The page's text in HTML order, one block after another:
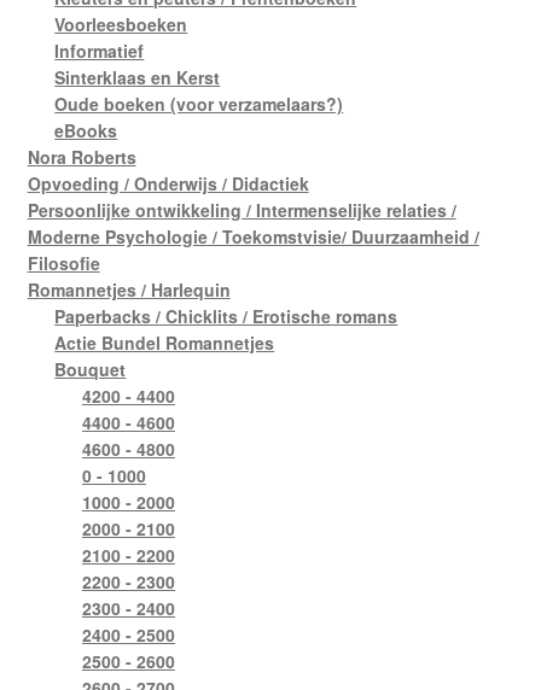
Voorleesboeken
Informatief
Sinterklaas en Kerst
Oude boeken (voor verzamelaars?)
eBooks
Nora Roberts
Opvoeding / Onderwijs / Didactiek
Persoonlijke ontwikkeling / Intermenselijke relaties /
Moderne Psychologie / Toekomstvisie/ Duurzaamheid /
Filosofie
Romannetjes / Harlequin
Paperbacks / Chicklits / Erotische romans
Actie Bundel Romannetjes
Bouquet
4200 - 4400
4400 - 4600
4600 - 4800
0 - 1000
1000 - 2000
2000 - 2100
2100 - 2200
2200 - 2300
2300 - 2400
2400 - 2500
2500 - 2600